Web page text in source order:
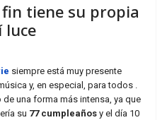
tiene su propia
luce
siempre está muy presente
y, en especial, para todos .
una forma más intensa, ya que
su 77 cumpleaños y el día 10